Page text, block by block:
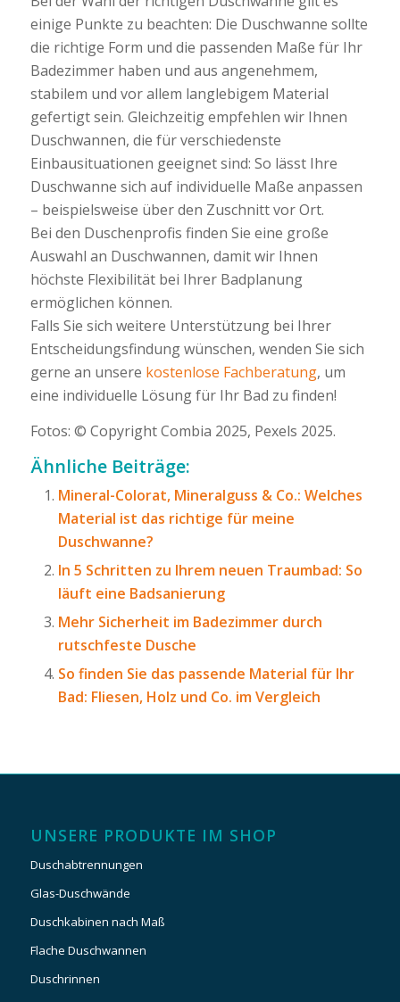
einige Punkte zu beachten: Die Duschwanne sollte
die richtige Form und die passenden Maße für Ihr
Badezimmer haben und aus angenehmem,
stabilem und vor allem langlebigem Material
gefertigt sein. Gleichzeitig empfehlen wir Ihnen
Duschwannen, die für verschiedenste
Einbausituationen geeignet sind: So lässt Ihre
Duschwanne sich auf individuelle Maße anpassen
– beispielsweise über den Zuschnitt vor Ort.
Bei den Duschenprofis finden Sie eine große
Auswahl an Duschwannen, damit wir Ihnen
höchste Flexibilität bei Ihrer Badplanung
ermöglichen können.
Falls Sie sich weitere Unterstützung bei Ihrer
Entscheidungsfindung wünschen, wenden Sie sich
gerne an unsere kostenlose Fachberatung, um
eine individuelle Lösung für Ihr Bad zu finden!
Fotos: © Copyright Combia 2025, Pexels 2025.
Ähnliche Beiträge:
Mineral-Colorat, Mineralguss & Co.: Welches
Material ist das richtige für meine
Duschwanne?
In 5 Schritten zu Ihrem neuen Traumbad: So
läuft eine Badsanierung
Mehr Sicherheit im Badezimmer durch
rutschfeste Dusche
So finden Sie das passende Material für Ihr
Bad: Fliesen, Holz und Co. im Vergleich
UNSERE PRODUKTE IM SHOP
Duschabtrennungen
Glas-Duschwände
Duschkabinen nach Maß
Flache Duschwannen
Duschrinnen